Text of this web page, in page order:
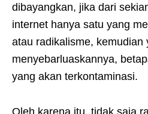
dibayangkan, jika dari
internet hanya satu yang
atau radikalisme, kemudian
menyebarluaskannya,
yang akan terkontaminasi.
Oleh karena itu, tidak saja